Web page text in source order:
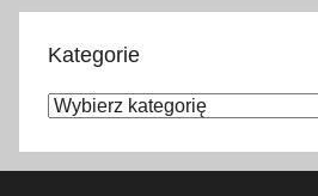
Kategorie
Kategorie